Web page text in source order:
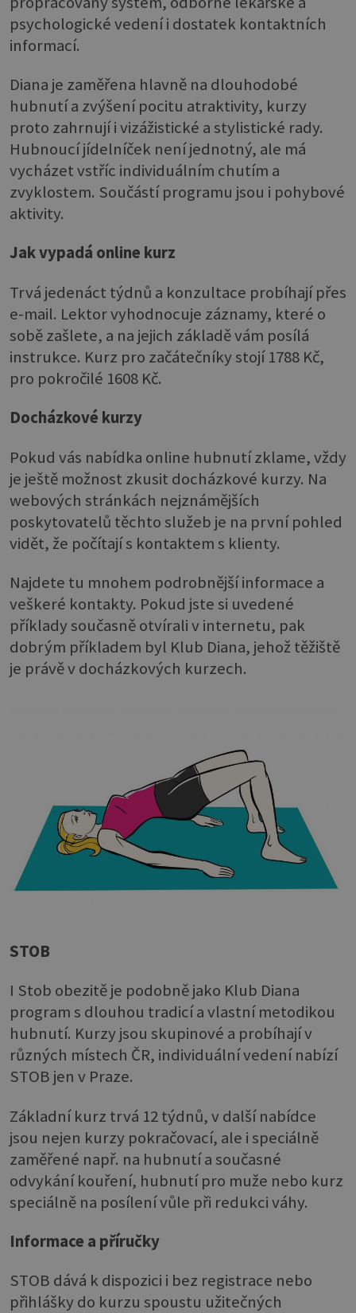
psychologické vedení i dostatek kontaktních
informací.
Diana je zaměřena hlavně na dlouhodobé
hubnutí a zvýšení pocitu atraktivity, kurzy
proto zahrnují i vizážistické a stylistické rady.
Hubnoucí jídelníček není jednotný, ale má
vycházet vstříc individuálním chutím a
zvyklostem. Součástí programu jsou i pohybové
aktivity.
Jak vypadá online kurz
Trvá jedenáct týdnů a konzultace probíhají přes
e-mail. Lektor vyhodnocuje záznamy, které o
sobě zašlete, a na jejich základě vám posílá
instrukce. Kurz pro začátečníky stojí 1788 Kč,
pro pokročilé 1608 Kč.
Docházkové kurzy
Pokud vás nabídka online hubnutí zklame, vždy
je ještě možnost zkusit docházkové kurzy. Na
webových stránkách nejznámějších
poskytovatelů těchto služeb je na první pohled
vidět, že počítají s kontaktem s klienty.
Najdete tu mnohem podrobnější informace a
veškeré kontakty. Pokud jste si uvedené
příklady současně otvírali v internetu, pak
dobrým příkladem byl Klub Diana, jehož těžiště
je právě v docházkových kurzech.
STOB
I Stob obezitě je podobně jako Klub Diana
program s dlouhou tradicí a vlastní metodikou
hubnutí. Kurzy jsou skupinové a probíhají v
různých místech ČR, individuální vedení nabízí
STOB jen v Praze.
Základní kurz trvá 12 týdnů, v další nabídce
jsou nejen kurzy pokračovací, ale i speciálně
zaměřené např. na hubnutí a současné
odvykání kouření, hubnutí pro muže nebo kurz
speciálně na posílení vůle při redukci váhy.
Informace a příručky
STOB dává k dispozici i bez registrace nebo
přihlášky do kurzu spoustu užitečných